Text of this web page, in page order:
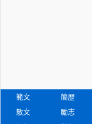
範文 簡歷
散文
勵志